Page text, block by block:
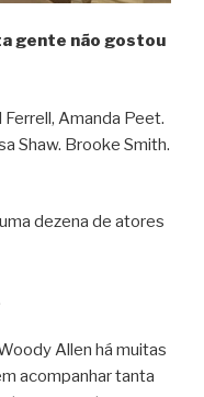
gente não gostou
Amanda Peet.
Shaw. Brooke Smith.
dezena de atores
Allen há muitas
acompanhar tanta